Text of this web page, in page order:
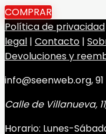
original
era:
78,00 €.
actual
es:
39,00
COMPRAR
Política de privacidad
legal | Contacto |
Devoluciones y
info@seenweb.org, 91
Calle de Villanueva,
Horario: Lunes-